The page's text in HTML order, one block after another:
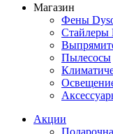
Магазин
Фены
Стайлеры
Пылесосы
Акции